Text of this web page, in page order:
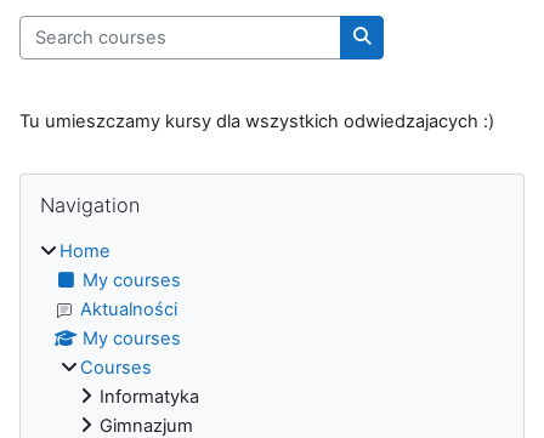
Search courses
Search courses
Tu umieszczamy kursy dla wszystkich odwiedzajacych :)
Blocks
Navigation
Home
My courses
Aktualności
My courses
Courses
Informatyka
Gimnazjum